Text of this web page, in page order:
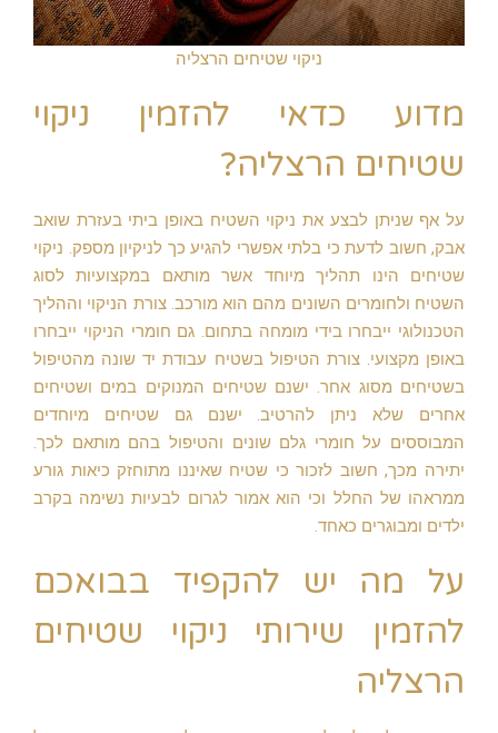
ניקוי שטיחים הרצליה
מדוע כדאי להזמין ניקוי
שטיחים הרצליה?
על אף שניתן לבצע את ניקוי השטיח באופן ביתי בעזרת שואב
אבק, חשוב לדעת כי בלתי אפשרי להגיע כך לניקיון מספק. ניקוי
שטיחים הינו תהליך מיוחד אשר מותאם במקצועיות לסוג
השטיח ולחומרים השונים מהם הוא מורכב. צורת הניקוי וההליך
הטכנולוגי ייבחרו בידי מומחה בתחום. גם חומרי הניקוי ייבחרו
באופן מקצועי. צורת הטיפול בשטיח עבודת יד שונה מהטיפול
בשטיחים מסוג אחר. ישנם שטיחים המנוקים במים ושטיחים
אחרים שלא ניתן להרטיב. ישנם גם שטיחים מיוחדים
המבוססים על חומרי גלם שונים והטיפול בהם מותאם לכך.
יתירה מכך, חשוב לזכור כי שטיח שאיננו מתוחזק כיאות גורע
ממראהו של החלל וכי הוא אמור לגרום לבעיות נשימה בקרב
ילדים ומבוגרים כאחד.
על מה יש להקפיד בבואכם
להזמין שירותי ניקוי שטיחים
הרצליה